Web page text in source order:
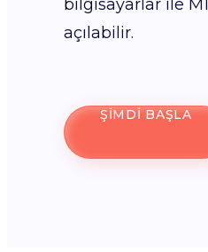
bilgisayarlar ile
açılabilir.
ŞIMDI BAŞLA